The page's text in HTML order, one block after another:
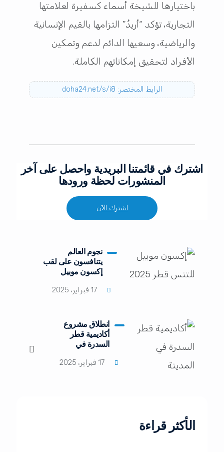
باختيارها للشيخة أسماء كسفيرة لعلامتها
التجارية، تؤكد “أريدُ” التزامها بالقيم الإنسانية
والرياضية، وسعيها الدائم لدعم وتمكين
الأفراد لتحقيق إمكاناتهم الكاملة.
الرابط المختصر: doha24.net/s/i8
اشترك في قائمتنا البريدية واحصل على آخر
المنشورات لحظة ورودها
اشترك الآن
نجوم العالم
يتنافسون على لقب
إكسون موبيل
17 فبراير، 2025
انطلاق مشروع
أكاديمية قطر
السدرة في
17 فبراير، 2025
الأكثر قراءة